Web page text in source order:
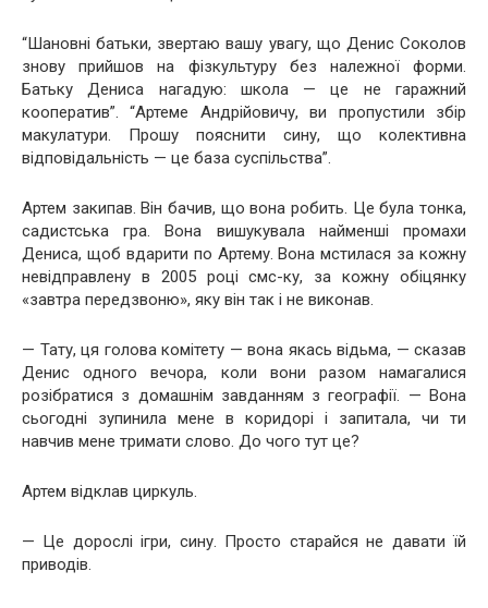
“Шановні батьки, звертаю вашу увагу, що Денис Соколов
знову прийшов на фізкультуру без належної форми.
Батьку Дениса нагадую: школа — це не гаражний
кооператив”. “Артеме Андрійовичу, ви пропустили збір
макулатури. Прошу пояснити сину, що колективна
відповідальність — це база суспільства”.
Артем закипав. Він бачив, що вона робить. Це була тонка,
садистська гра. Вона вишукувала найменші промахи
Дениса, щоб вдарити по Артему. Вона мстилася за кожну
невідправлену в 2005 році смс-ку, за кожну обіцянку
«завтра передзвоню», яку він так і не виконав.
— Тату, ця голова комітету — вона якась відьма, — сказав
Денис одного вечора, коли вони разом намагалися
розібратися з домашнім завданням з географії. — Вона
сьогодні зупинила мене в коридорі і запитала, чи ти
навчив мене тримати слово. До чого тут це?
Артем відклав циркуль.
— Це дорослі ігри, сину. Просто старайся не давати їй
приводів.